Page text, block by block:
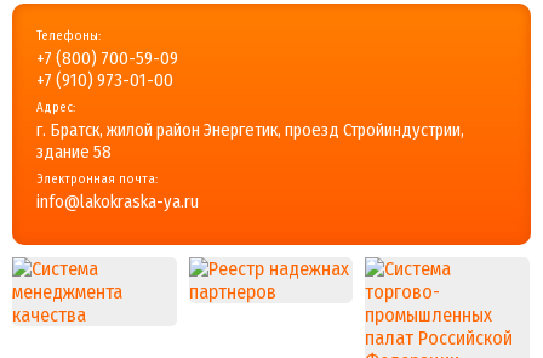
Телефоны:
+7 (800) 700-59-09
+7 (910) 973-01-00
Адрес:
г. Братск, жилой район Энергетик, проезд Стройиндустрии,
здание 58
Электронная почта:
info@lakokraska-ya.ru